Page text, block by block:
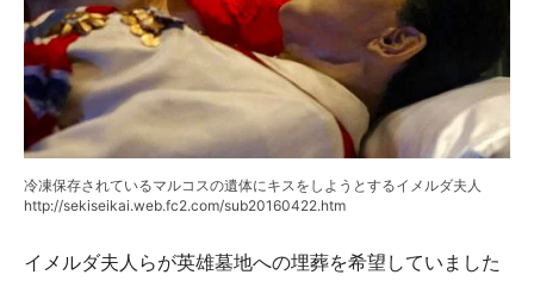
冷凍保存されているマルコスの遺体にキスをしようとするイメルダ夫人
http://sekiseikai.web.fc2.com/sub20160422.htm
イメルダ夫人らが英雄墓地への埋葬を希望していました